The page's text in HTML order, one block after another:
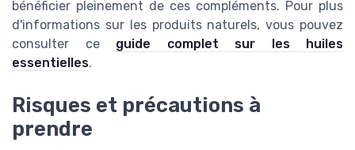
bénéficier pleinement de ces compléments. Pour plus
d'informations sur les produits naturels, vous pouvez
consulter ce guide complet sur les huiles
essentielles.
Risques et précautions à
prendre